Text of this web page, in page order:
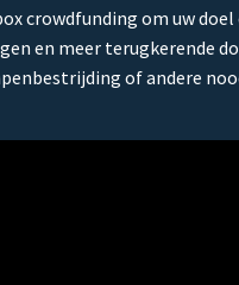
crowdfunding om uw doel
en meer terugkerende
of andere